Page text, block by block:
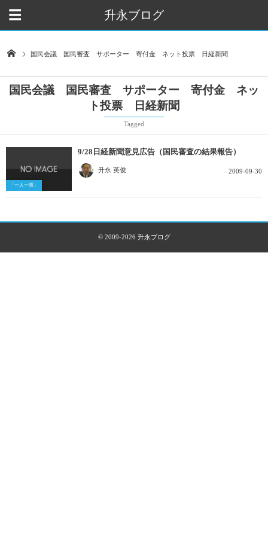
升永ブログ
国民会議 国民審査 サポーター 寄付金 ネット投票 日経新聞
国民会議 国民審査 サポーター 寄付金 ネッ
ト投票 日経新聞
Tagged
「一人一票」
9/28日経新聞意見広告（国民審査の結果報告）
升永 英俊 2009-09-30
© 2009-2026 升永ブログ